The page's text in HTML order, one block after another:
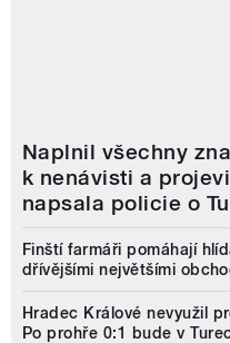
Naplnil všechny
k nenávisti a
napsala policie o
Finští farmáři pomáhají
dřívějšími největšími
Hradec Králové nevyužil
Po prohře 0:1 bude v